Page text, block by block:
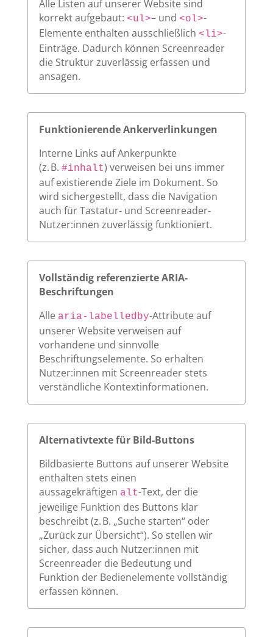
Alle Listen auf unserer Website sind
korrekt aufgebaut: <ul>– und <ol>-
Elemente enthalten ausschließlich <li>-
Einträge. Dadurch können Screenreader
die Struktur zuverlässig erfassen und
ansagen.
Funktionierende Ankerverlinkungen
Interne Links auf Ankerpunkte
(z. B. #inhalt) verweisen bei uns immer
auf existierende Ziele im Dokument. So
wird sichergestellt, dass die Navigation
auch für Tastatur- und Screenreader-
Nutzer:innen zuverlässig funktioniert.
Vollständig referenzierte ARIA-
Beschriftungen
Alle aria-labelledby-Attribute auf
unserer Website verweisen auf
vorhandene und sinnvolle
Beschriftungselemente. So erhalten
Nutzer:innen mit Screenreader stets
verständliche Kontextinformationen.
Alternativtexte für Bild-Buttons
Bildbasierte Buttons auf unserer Website
enthalten stets einen
aussagekräftigen alt-Text, der die
jeweilige Funktion des Buttons klar
beschreibt (z. B. „Suche starten“ oder
„Zurück zur Übersicht“). So stellen wir
sicher, dass auch Nutzer:innen mit
Screenreader die Bedeutung und
Funktion der Bedienelemente vollständig
erfassen können.